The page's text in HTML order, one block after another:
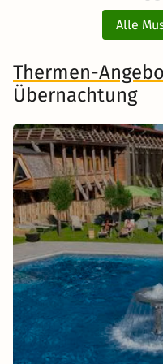
Ticket
Musical
Zum
Alle
Thermen-
Übernachtung